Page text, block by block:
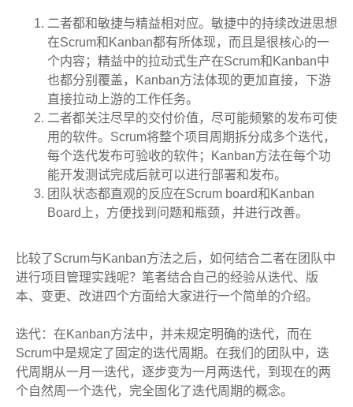
二者都和敏捷与精益相对应。敏捷中的持续改进思想
在Scrum和Kanban都有所体现，而且是很核心的一
个内容；精益中的拉动式生产在Scrum和Kanban中
也都分别覆盖，Kanban方法体现的更加直接，下游
直接拉动上游的工作任务。
二者都关注尽早的交付价值，尽可能频繁的发布可使
用的软件。Scrum将整个项目周期拆分成多个迭代，
每个迭代发布可验收的软件；Kanban方法在每个功
能开发测试完成后就可以进行部署和发布。
团队状态都直观的反应在Scrum board和Kanban
Board上，方便找到问题和瓶颈，并进行改善。
比较了Scrum与Kanban方法之后，如何结合二者在团队中
进行项目管理实践呢？笔者结合自己的经验从迭代、版
本、变更、改进四个方面给大家进行一个简单的介绍。
迭代：在Kanban方法中，并未规定明确的迭代，而在
Scrum中是规定了固定的迭代周期。在我们的团队中，迭
代周期从一月一迭代，逐步变为一月两迭代，到现在的两
个自然周一个迭代，完全固化了迭代周期的概念。